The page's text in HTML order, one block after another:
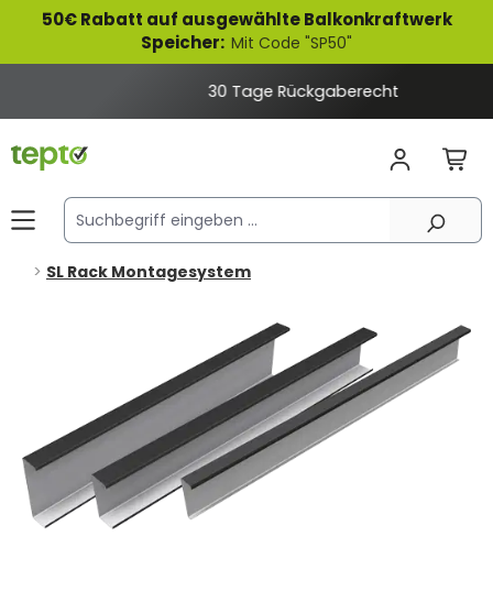
springen
50€ Rabatt auf ausgewählte Balkonkraftwerk
Speicher: Mit Code "SP50"
30 Tage Rückgaberecht
SL Rack Montagesystem